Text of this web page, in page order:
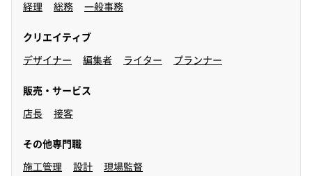
経理 総務 一般事務
クリエイティブ
デザイナー 編集者 ライター プランナー
販売・サービス
店長 接客
その他専門職
施工管理 設計 現場監督